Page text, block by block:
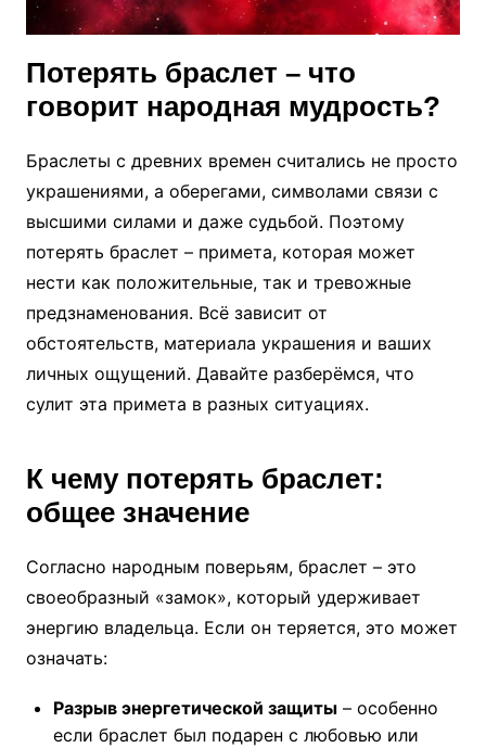
Потерять браслет – что
говорит народная мудрость?
Браслеты с древних времен считались не просто
украшениями, а оберегами, символами связи с
высшими силами и даже судьбой. Поэтому
потерять браслет – примета, которая может
нести как положительные, так и тревожные
предзнаменования. Всё зависит от
обстоятельств, материала украшения и ваших
личных ощущений. Давайте разберёмся, что
сулит эта примета в разных ситуациях.
К чему потерять браслет:
общее значение
Согласно народным поверьям, браслет – это
своеобразный «замок», который удерживает
энергию владельца. Если он теряется, это может
означать:
Разрыв энергетической защиты– особенно
если браслет был подарен с любовью или